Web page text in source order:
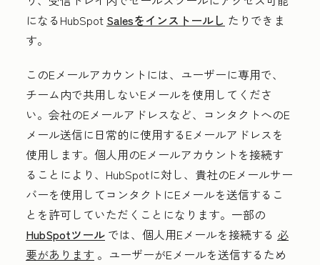
になるHubSpot Salesをインストールし たりできま
す。
このEメールアカウントには、ユーザーに専用で、
チーム内で共用しないEメールを使用してくださ
い。会社のEメールアドレスなど、コンタクトへのE
メール送信に日常的に使用するEメールアドレスを
使用します。個人用のEメールアカウントを接続す
ることにより、HubSpotに対し、貴社のEメールサー
バーを使用してコンタクトにEメールを送信するこ
とを許可していただくことになります。一部の
HubSpotツール では、個人用Eメールを接続する 必
要があります 。ユーザーがEメールを送信するため